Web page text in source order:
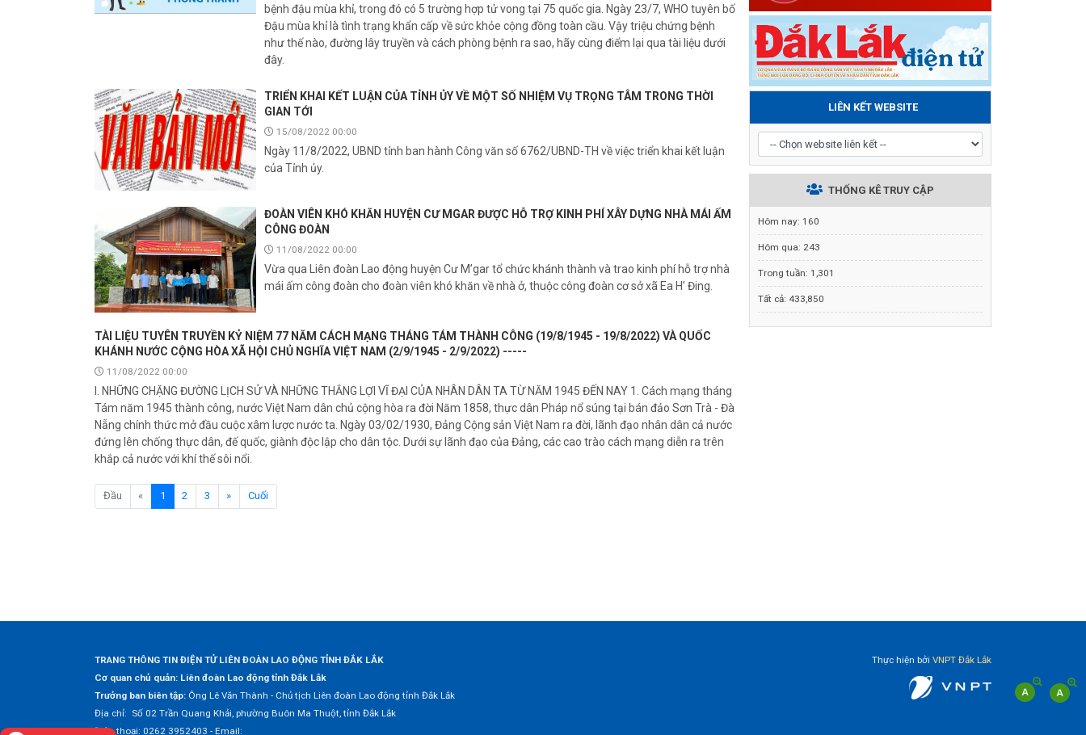
bệnh đậu mùa khỉ, trong đó có 5 trường hợp tử vong tại 75 quốc gia. Ngày 23/7, WHO tuyên bố
Đậu mùa khỉ là tình trạng khẩn cấp về sức khỏe cộng đồng toàn cầu. Vậy triệu chứng bệnh
như thế nào, đường lây truyền và cách phòng bệnh ra sao, hãy cùng điểm lại qua tài liệu dưới
đây.
TRIỂN KHAI KẾT LUẬN CỦA TỈNH ỦY VỀ MỘT SỐ NHIỆM VỤ TRỌNG TÂM TRONG THỜI
GIAN TỚI
15/08/2022 00:00
Ngày 11/8/2022, UBND tỉnh ban hành Công văn số 6762/UBND-TH về việc triển khai kết luận
của Tỉnh ủy.
ĐOÀN VIÊN KHÓ KHĂN HUYỆN CƯ MGAR ĐƯỢC HỖ TRỢ KINH PHÍ XÂY DỰNG NHÀ MÁI ẤM
CÔNG ĐOÀN
11/08/2022 00:00
Vừa qua Liên đoàn Lao động huyện Cư M’gar tổ chức khánh thành và trao kinh phí hỗ trợ nhà
mái ấm công đoàn cho đoàn viên khó khăn về nhà ở, thuộc công đoàn cơ sở xã Ea H’ Đing.
TÀI LIỆU TUYÊN TRUYỀN KỶ NIỆM 77 NĂM CÁCH MẠNG THÁNG TÁM THÀNH CÔNG (19/8/1945 - 19/8/2022) VÀ QUỐC
KHÁNH NƯỚC CỘNG HÒA XÃ HỘI CHỦ NGHĨA VIỆT NAM (2/9/1945 - 2/9/2022) -----
11/08/2022 00:00
I. NHỮNG CHẶNG ĐƯỜNG LỊCH SỬ VÀ NHỮNG THẮNG LỢI VĨ ĐẠI CỦA NHÂN DÂN TA TỪ NĂM 1945 ĐẾN NAY 1. Cách mạng tháng
Tám năm 1945 thành công, nước Việt Nam dân chủ cộng hòa ra đời Năm 1858, thực dân Pháp nổ súng tại bán đảo Sơn Trà - Đà
Nẵng chính thức mở đầu cuộc xâm lược nước ta. Ngày 03/02/1930, Đảng Cộng sản Việt Nam ra đời, lãnh đạo nhân dân cả nước
đứng lên chống thực dân, đế quốc, giành độc lập cho dân tộc. Dưới sự lãnh đạo của Đảng, các cao trào cách mạng diễn ra trên
khắp cả nước với khí thế sôi nổi.
Đầu « 1 (current)
2 3 » Cuối
LIÊN KẾT WEBSITE
THỐNG KÊ TRUY CẬP
Hôm nay: 160
Hôm qua: 243
Trong tuần: 1,301
Tất cả: 433,850
TRANG THÔNG TIN ĐIỆN TỬ LIÊN ĐOÀN LAO ĐỘNG TỈNH ĐẮK LẮK
Cơ quan chủ quản: Liên đoàn Lao động tỉnh Đắk Lắk
Trưởng ban biên tập: Ông Lê Văn Thành - Chủ tịch Liên đoàn Lao động tỉnh Đắk Lắk
Địa chỉ: Số 02 Trần Quang Khải, phường Buôn Ma Thuột, tỉnh Đắk Lắk
Điện thoại: 0262 3952403 - Email:
Thực hiện bởi VNPT Đắk Lắk